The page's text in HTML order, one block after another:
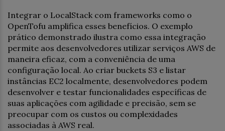
Integrar o LocalStack com frameworks como o
OpenTofu amplifica esses benefícios. O exemplo
prático demonstrado ilustra como essa integração
permite aos desenvolvedores utilizar serviços AWS de
maneira eficaz, com a conveniência de uma
configuração local. Ao criar buckets S3 e listar
instâncias EC2 localmente, desenvolvedores podem
desenvolver e testar funcionalidades específicas de
suas aplicações com agilidade e precisão, sem se
preocupar com os custos ou complexidades
associadas à AWS real.